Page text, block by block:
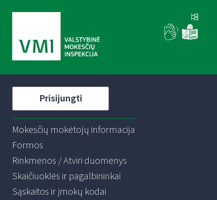
Prisijungti
Mokesčių mokėtojų informacija
Formos
Rinkmenos / Atviri duomenys
Skaičiuoklės ir pagalbininkai
Sąskaitos ir įmokų kodai